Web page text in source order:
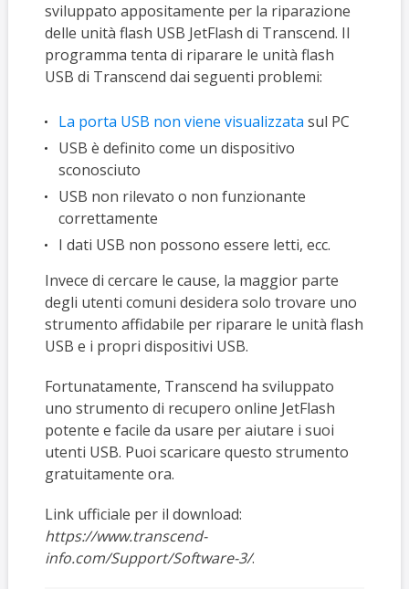
sviluppato appositamente per la riparazione
delle unità flash USB JetFlash di Transcend. Il
programma tenta di riparare le unità flash
USB di Transcend dai seguenti problemi:
La porta USB non viene visualizzata sul PC
USB è definito come un dispositivo
sconosciuto
USB non rilevato o non funzionante
correttamente
I dati USB non possono essere letti, ecc.
Invece di cercare le cause, la maggior parte
degli utenti comuni desidera solo trovare uno
strumento affidabile per riparare le unità flash
USB e i propri dispositivi USB.
Fortunatamente, Transcend ha sviluppato
uno strumento di recupero online JetFlash
potente e facile da usare per aiutare i suoi
utenti USB. Puoi scaricare questo strumento
gratuitamente ora.
Link ufficiale per il download:
https://www.transcend-
info.com/Support/Software-3/.